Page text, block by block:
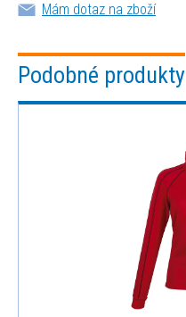
Mám dotaz na zboží
Podobné produkty